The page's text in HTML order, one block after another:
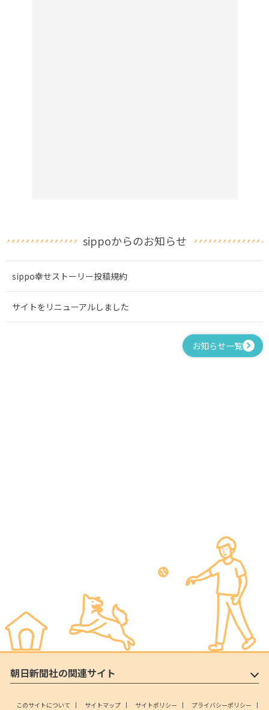
sippoからのお知らせ
sippo幸せストーリー投稿規約
サイトをリニューアルしました
お知らせ一覧
朝日新聞社の関連サイト
このサイトについて サイトマップ サイトポリシー プライバシーポリシー